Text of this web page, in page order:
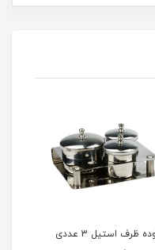
گوده ظرف استیل 3 عددی